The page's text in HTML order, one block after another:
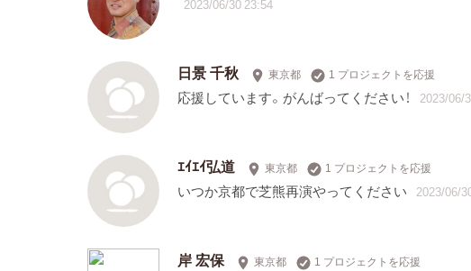
2023/06/30 23:54
日景 千秋 東京都 1 プロジェクトを応援
応援しています。がんばってください！ 2023/06/
ｴｲｴｲ弘道 東京都 1 プロジェクトを応援
いつか京都で芝熊再演やってください 2023/06/
岸 宏保 東京都 1 プロジェクトを応援